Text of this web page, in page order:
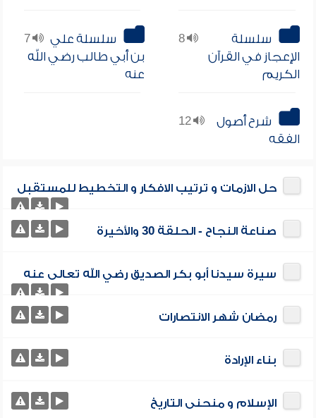
8
سلسلة
الإعجاز في القرآن
الكريم
7
سلسلة علي
بن أبي طالب رضي الله
عنه
12
شرح أصول
الفقه
حل الازمات و ترتيب الافكار و التخطيط للمستقبل
صناعة النجاح - الحلقة 30 والأخيرة
سيرة سيدنا أبو بكر الصديق رضي الله تعالى عنه
رمضان شهر الانتصارات
بناء الإرادة
الإسلام و منحنى التاريخ